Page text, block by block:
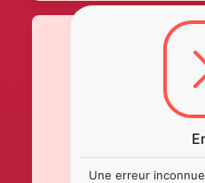
Une erreur